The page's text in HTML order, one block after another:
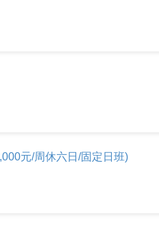
元/周休六日/固定日班)